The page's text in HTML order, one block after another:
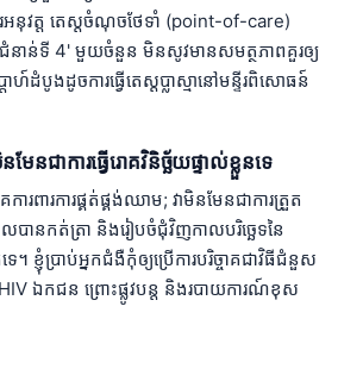
នុវត្ត តេស្តចំណុចថែទាំ (point-of-care)
ជំនាន់ទី 4' មួយចំនួន មិនសូវមានសមត្ថភាពគួរឲ្យ
ហ៍ដំបូងដូចការធ្វើតេស្តប្លាស្មានៅមន្ទីរពិសោធន៍
ែនជាការធ្វើរោគវិនិច្ឆ័យផ្ទាល់ខ្លួនទេ
ការពារការផ្គត់ផ្គង់ឈាម; វាមិនមែនជាការត្រួត
បានកត់ត្រា និងរៀបចំជុំវិញកាលបរិច្ឆេទនៃ
។ ខ្ញុំប្រាប់អ្នកជំងឺកុំឲ្យប្រើការបរិច្ចាគជាវិធីជំនួស
HIV ឯកជន ព្រោះផ្លូវបន្ត និងរបាយការណ៍ខុស